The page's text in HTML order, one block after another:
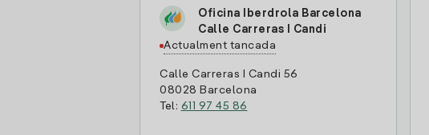
Oficina Iberdrola Barcelona
Calle Carreras I Candi
Actualment tancada
Calle Carreras I Candi 56
08028 Barcelona
Tel: 611 97 45 86